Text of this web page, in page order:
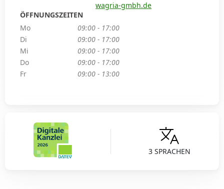
3 SPRACHEN
wagria-gmbh.de
ÖFFNUNGSZEITEN
Mo
09:00 - 17:00
Di
09:00 - 17:00
Mi
09:00 - 17:00
Do
09:00 - 17:00
Fr
09:00 - 13:00